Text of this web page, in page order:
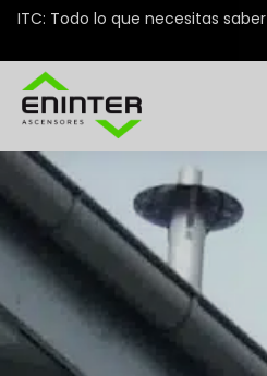
ITC: Todo lo que necesitas saber